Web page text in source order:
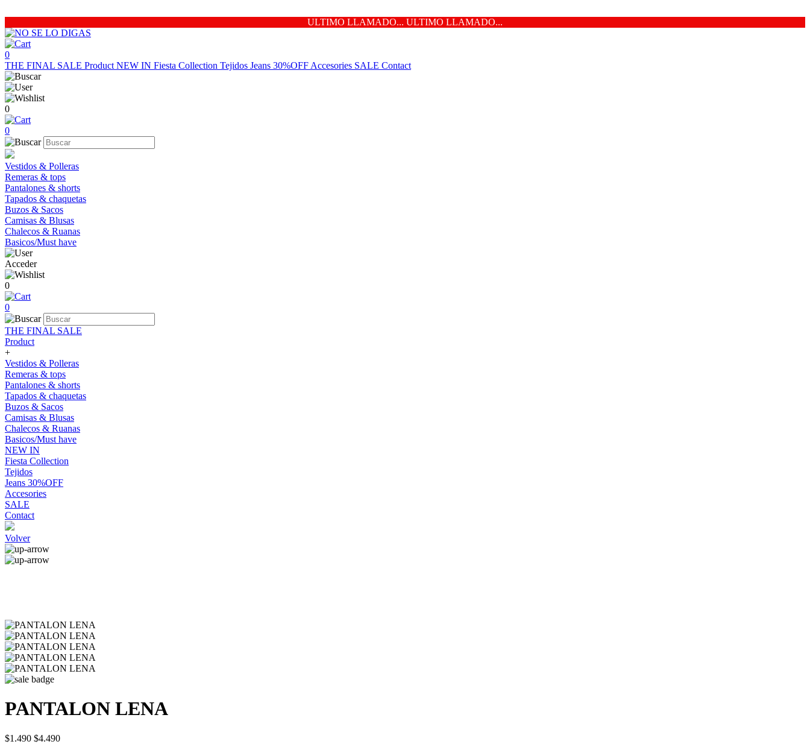
ULTIMO LLAMADO... ULTIMO LLAMADO...
0
THE FINAL SALE Product NEW IN Fiesta Collection Tejidos Jeans 30%OFF Accesories SALE Contact
0
0
Vestidos & Polleras
Remeras & tops
Pantalones & shorts
Tapados & chaquetas
Buzos & Sacos
Camisas & Blusas
Chalecos & Ruanas
Basicos/Must have
Acceder
0
0
THE FINAL SALE
Product
+
Vestidos & Polleras
Remeras & tops
Pantalones & shorts
Tapados & chaquetas
Buzos & Sacos
Camisas & Blusas
Chalecos & Ruanas
Basicos/Must have
NEW IN
Fiesta Collection
Tejidos
Jeans 30%OFF
Accesories
SALE
Contact
Volver
PANTALON LENA
$1.490 $4.490